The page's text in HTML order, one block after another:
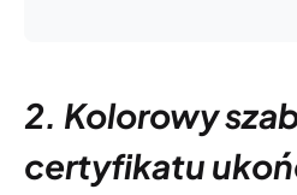
2. Kolorowy
certyfikatu